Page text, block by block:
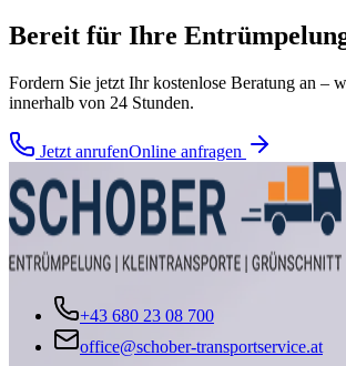
Bereit für Ihre
Fordern Sie jetzt Ihr kostenlose Beratung an –
innerhalb von 24 Stunden.
Jetzt anrufenOnline anfragen
+43 680 23 08 700
office@schober-transportservice.at